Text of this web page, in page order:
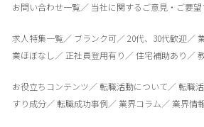
お問い合わせ一覧 当社に関するご意見・ご要
求人特集一覧 ブランク可 20代、30代歓迎
業ほぼなし
正社員登用有り 住宅補助あり
お役立ちコンテンツ 転職活動について 転職
すり成分
転職成功事例 業界コラム 業界情